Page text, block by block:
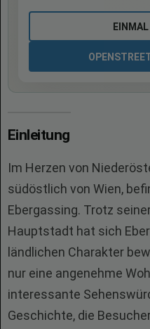
Einleitung
Im Herzen von
südöstlich von Wien,
Ebergassing. Trotz
Hauptstadt hat sich
ländlichen Charakter
nur eine angenehme
interessante
Geschichte, die